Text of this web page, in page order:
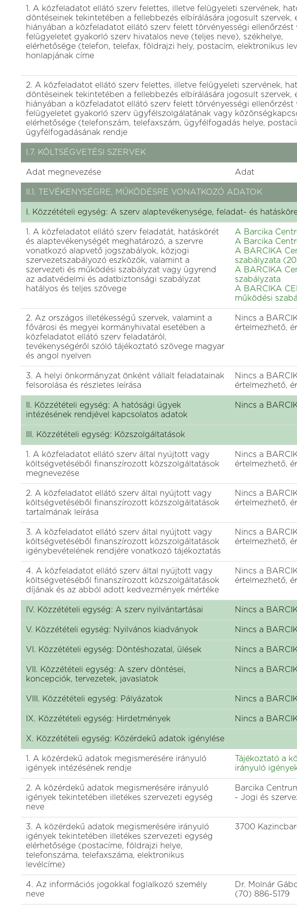
1. A közfeladatot ellátó szerv felettes, illetve felügyeleti szervének,
döntéseinek tekintetében a fellebbezés elbírálására jogosult szervek,
hiányában a közfeladatot ellátó szerv felett törvényességi ellenőrzést
felügyeletet gyakorló szerv hivatalos neve (teljes neve), székhelye,
elérhetősége (telefon, telefax, földrajzi hely, postacím, elektronikus
honlapjának címe
2. A közfeladatot ellátó szerv felettes, illetve felügyeleti szervének,
döntéseinek tekintetében a fellebbezés elbírálására jogosult szervek,
hiányában a közfeladatot ellátó szerv felett törvényességi ellenőrzést
felügyeletet gyakorló szerv ügyfélszolgálatának vagy
elérhetősége (telefonszám, telefaxszám, ügyfélfogadás helye,
ügyfélfogadásának rendje
I.7. KÖLTSÉGVETÉSI SZERVEK
Adat megnevezése Adat
II.1. TEVÉKENYSÉGRE, MŰKÖDÉSRE VONATKOZÓ ADATOK
I. Közzétételi egység: A szerv alaptevékenysége, feladat- és
1. A közfeladatot ellátó szerv feladatát, hatáskörét
és alaptevékenységét meghatározó, a szervre
vonatkozó alapvető jogszabályok, közjogi
szervezetszabályozó eszközök, valamint a
szervezeti és működési szabályzat vagy ügyrend
az adatvédelmi és adatbiztonsági szabályzat
hatályos és teljes szövege
A Barcika
A Barcika
A BARCIKA
szabályzata
A BARCIKA
szabályzata
A BARCIKA
működési
2. Az országos illetékességű szervek, valamint a
fővárosi és megyei kormányhivatal esetében a
közfeladatot ellátó szerv feladatáról,
tevékenységéről szóló tájékoztató szövege magyar
és angol nyelven
Nincs a
értelmezhető,
3. A helyi önkormányzat önként vállalt feladatainak
felsorolása és részletes leírása
Nincs a
értelmezhető,
II. Közzétételi egység: A hatósági ügyek
intézésének rendjével kapcsolatos adatok
Nincs a
III. Közzétételi egység: Közszolgáltatások
1. A közfeladatot ellátó szerv által nyújtott vagy
költségvetéséből finanszírozott közszolgáltatások
megnevezése
Nincs a
értelmezhető,
2. A közfeladatot ellátó szerv által nyújtott vagy
költségvetéséből finanszírozott közszolgáltatások
tartalmának leírása
Nincs a
értelmezhető,
3. A közfeladatot ellátó szerv által nyújtott vagy
költségvetéséből finanszírozott közszolgáltatások
igénybevételének rendjére vonatkozó tájékoztatás
Nincs a
értelmezhető,
4. A közfeladatot ellátó szerv által nyújtott vagy
költségvetéséből finanszírozott közszolgáltatások
díjának és az abból adott kedvezmények mértéke
Nincs a
értelmezhető,
IV. Közzétételi egység: A szerv nyilvántartásai Nincs a
V. Közzétételi egység: Nyilvános kiadványok Nincs a
VI. Közzétételi egység: Döntéshozatal, ülések Nincs a
VII. Közzétételi egység: A szerv döntései,
koncepciók, tervezetek, javaslatok
Nincs a
VIII. Közzétételi egység: Pályázatok Nincs a
IX. Közzétételi egység: Hirdetmények Nincs a
X. Közzétételi egység: Közérdekű adatok igénylése
1. A közérdekű adatok megismerésére irányuló
igények intézésének rendje
Tájékoztató a
irányuló
2. A közérdekű adatok megismerésére irányuló
igények tekintetében illetékes szervezeti egység
neve
Barcika
- Jogi és
3. A közérdekű adatok megismerésére irányuló
igények tekintetében illetékes szervezeti egység
elérhetősége (postacíme, földrajzi helye,
telefonszáma, telefaxszáma, elektronikus
levélcíme)
3700
4. Az információs jogokkal foglalkozó személy
neve
Dr. Molnár
(70) 886-5179